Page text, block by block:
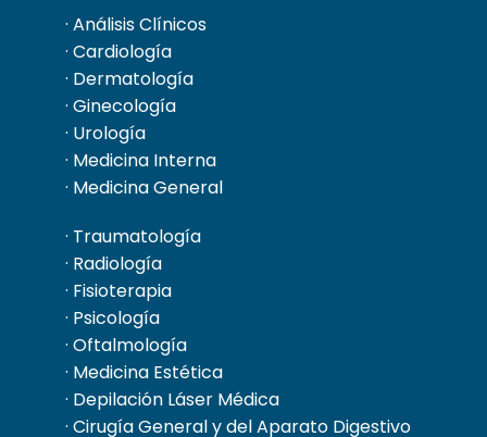
· Análisis Clínicos
· Cardiología
· Dermatología
· Ginecología
· Urología
· Medicina Interna
· Medicina General
· Traumatología
· Radiología
· Fisioterapia
· Psicología
· Oftalmología
· Medicina Estética
· Depilación Láser Médica
· Cirugía General y del Aparato Digestivo